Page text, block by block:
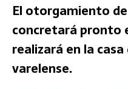
El otorgamiento
concretará pronto
realizará en la
varelense.